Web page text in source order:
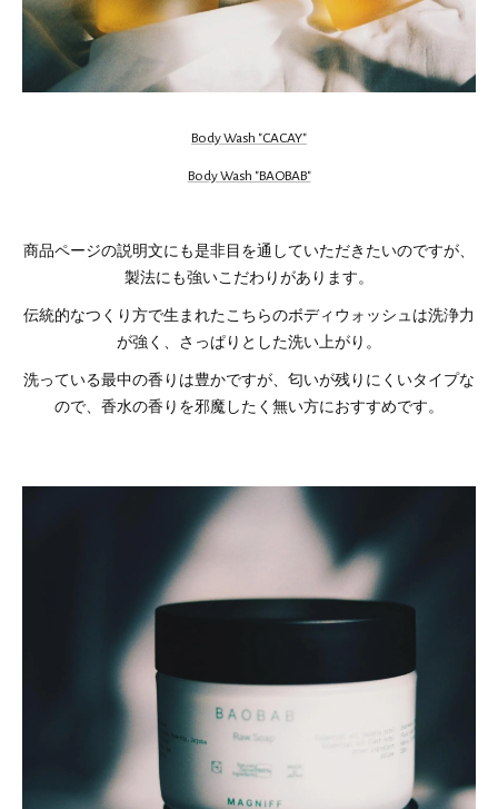
Body Wash "CACAY"
Body Wash "BAOBAB"
商品ページの説明文にも是非目を通していただきたいのですが、
製法にも強いこだわりがあります。
伝統的なつくり方で生まれたこちらのボディウォッシュは洗浄力
が強く、さっぱりとした洗い上がり。
洗っている最中の香りは豊かですが、匂いが残りにくいタイプな
ので、香水の香りを邪魔したく無い方におすすめです。